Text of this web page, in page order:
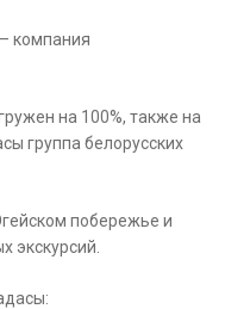
компания
на 100%, также на
группа белорусских
побережье и
экскурсий.